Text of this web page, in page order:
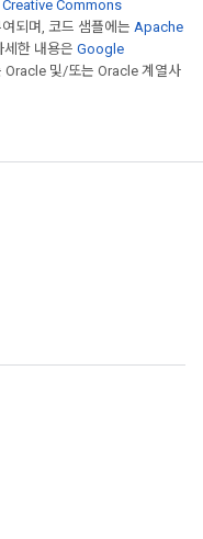
Creative Commons
되며, 코드 샘플에는 Apache
세한 내용은 Google
Oracle 및/또는 Oracle 계열사